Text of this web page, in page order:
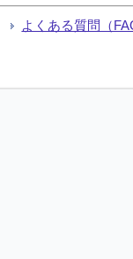
よくある質問（